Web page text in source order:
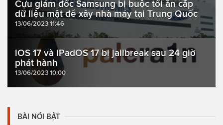
Cựu giám đốc Samsung bị buộc tối ăn cắp
dữ liệu mật để xây nhà máy tại Trung Quốc
13/06/2023 11:46
iOS 17 và iPadOS 17 bị jailbreak sau 24 giờ
phát hành
13/06/2023 10:00
BÀI NỔI BẬT